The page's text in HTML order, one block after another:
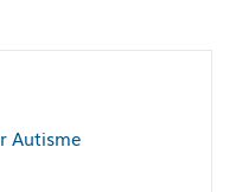
Autisme